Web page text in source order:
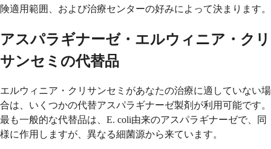
険適用範囲、および治療センターの好みによって決まります。
アスパラギナーゼ・エルウィニア・クリ
サンセミの代替品
エルウィニア・クリサンセミがあなたの治療に適していない場
合は、いくつかの代替アスパラギナーゼ製剤が利用可能です。
最も一般的な代替品は、E. coli由来のアスパラギナーゼで、同
様に作用しますが、異なる細菌源から来ています。